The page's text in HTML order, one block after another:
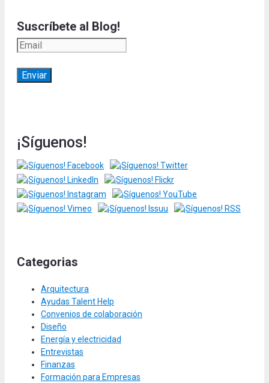
Suscríbete al Blog!
¡Síguenos!
Categorias
Arquitectura
Ayudas Talent Help
Convenios de colaboración
Diseño
Energía y electricidad
Entrevistas
Finanzas
Formación para Empresas